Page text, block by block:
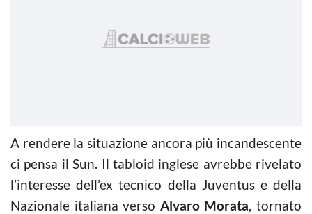
A rendere la situazione ancora più incandescente
ci pensa il Sun. Il tabloid inglese avrebbe rivelato
l’interesse dell’ex tecnico della Juventus e della
Nazionale italiana verso Alvaro Morata, tornato